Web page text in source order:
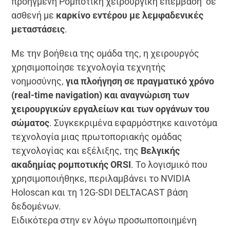
ασθενή με καρκίνο εντέρου με λεμφαδενικές
μεταστάσεις.
Με την βοήθεια της ομάδα της, η χειρουργός
χρησιμοποίησε τεχνολογία τεχνητής
νοημοσύνης,για πλοήγηση σε πραγματικό χρόνο
(real-time navigation) και αναγνώριση των
χειρουργικών εργαλείων και των οργάνων του
σώματος. Συγκεκριμένα εφαρμόστηκε καινοτόμα
τεχνολογία μιας πρωτοποριακής ομάδας
τεχνολογίας και εξέλιξης, της Βελγικής
ακαδημίας ρομποτικής ORSI. Το λογισμικό που
χρησιμοποιήθηκε, περιλαμβάνει το NVIDIA
Holoscan και τη 12G-SDI DELTACAST βάση
δεδομένων.
Ειδικότερα στην εν λόγω προσωποποιημένη